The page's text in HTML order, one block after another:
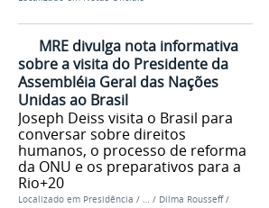
MRE divulga nota informativa
sobre a visita do Presidente da
Assembléia Geral das Nações
Unidas ao Brasil
Joseph Deiss visita o Brasil para
conversar sobre direitos
humanos, o processo de reforma
da ONU e os preparativos para a
Rio+20
Localizado em Presidência / / Dilma Rousseff /